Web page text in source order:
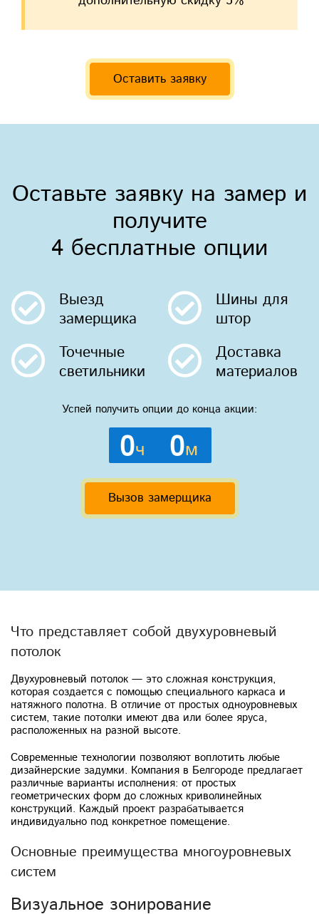
Оставить заявку
Оставьте заявку на замер и
получите
4 бесплатные опции
Выезд
замерщика
Шины для
штор
Точечные
светильники
Доставка
материалов
Успей получить опции до конца акции:
0ч 0м
Вызов замерщика
Что представляет собой двухуровневый
потолок
Двухуровневый потолок — это сложная конструкция,
которая создается с помощью специального каркаса и
натяжного полотна. В отличие от простых одноуровневых
систем, такие потолки имеют два или более яруса,
расположенных на разной высоте.
Современные технологии позволяют воплотить любые
дизайнерские задумки. Компания в Белгороде предлагает
различные варианты исполнения: от простых
геометрических форм до сложных криволинейных
конструкций. Каждый проект разрабатывается
индивидуально под конкретное помещение.
Основные преимущества многоуровневых
систем
Визуальное зонирование